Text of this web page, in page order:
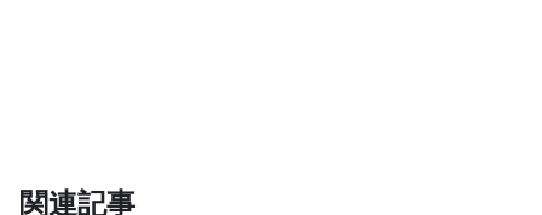
関連記事